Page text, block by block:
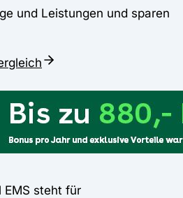
und Leistungen und sparen
EMS steht für